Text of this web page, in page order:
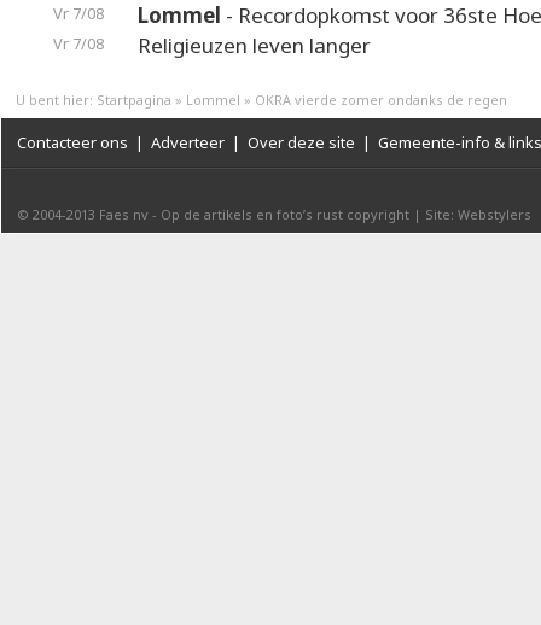
Vr 7/08 Lommel - Recordopkomst voor 36ste
Vr 7/08 Religieuzen leven langer
U bent hier: Startpagina » Lommel » OKRA vierde zomer ondanks de regen
Contacteer ons | Adverteer | Over deze site | Gemeente-info & links
© 2004-2013 Faes nv - Op de artikels en foto’s rust copyright | Site: Webstylers